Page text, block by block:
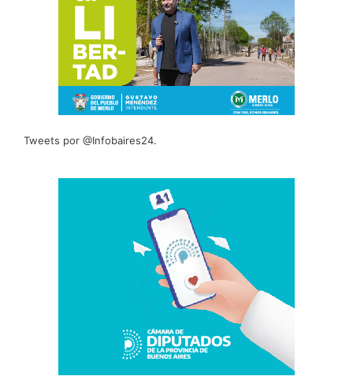
Tweets por @Infobaires24.